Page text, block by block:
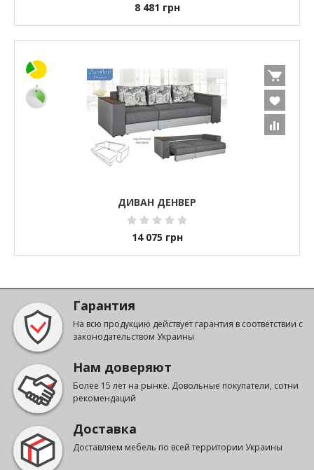
8 481 грн
ДИВАН ДЕНВЕР
14 075 грн
Гарантия
На всю продукцию действует гарантия в соответствии с
законодательством Украины
Нам доверяют
Более 15 лет на рынке. Довольные покупатели, сотни
рекомендаций
Доставка
Доставляем мебель по всей территории Украины